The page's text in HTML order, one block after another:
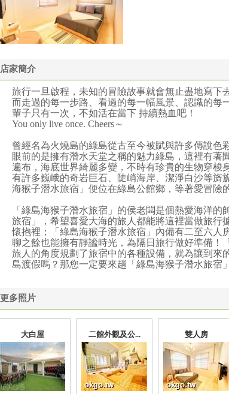
店家簡介
旅行一旦啟程，未知的冒險故事就會無止盡地寫下
而走過的每一步路、看過的每一幅風景、認識的每
輩子只有一次，不如活在當下 持續熱血吧！
You only live once. Cheers～
曾經名為火燒島的綠島從古至今被賦與許多傳說色
眼前的是擁有潛水天堂之稱的魅力綠島，這裡有著
遍布，海底世界綺麗多變，不時有珍貴的生物穿梭
有許多巍峨的奇岩巨石、陡峭海岸、潔淨白沙等旖
海猴子潛水旅宿」便位在綠島公館鄉，等著愛冒險
「綠島海猴子潛水旅宿」的侯老闆是個熱愛海洋
旅宿」，希望喜愛大海的旅人都能將這裡當做旅行
懷抱裡；「綠島海猴子潛水旅宿」內備有二至六人
聊之餘也能擁有靜謐時光，為隔日旅行做好準備！
旅人的角度規劃了旅宿中的各種設備，就為讓到來
島渡假嗎？那您一定要來趟「綠島海猴子潛水旅宿
更多照片
大白屋 二館外觀及公... 雙人房